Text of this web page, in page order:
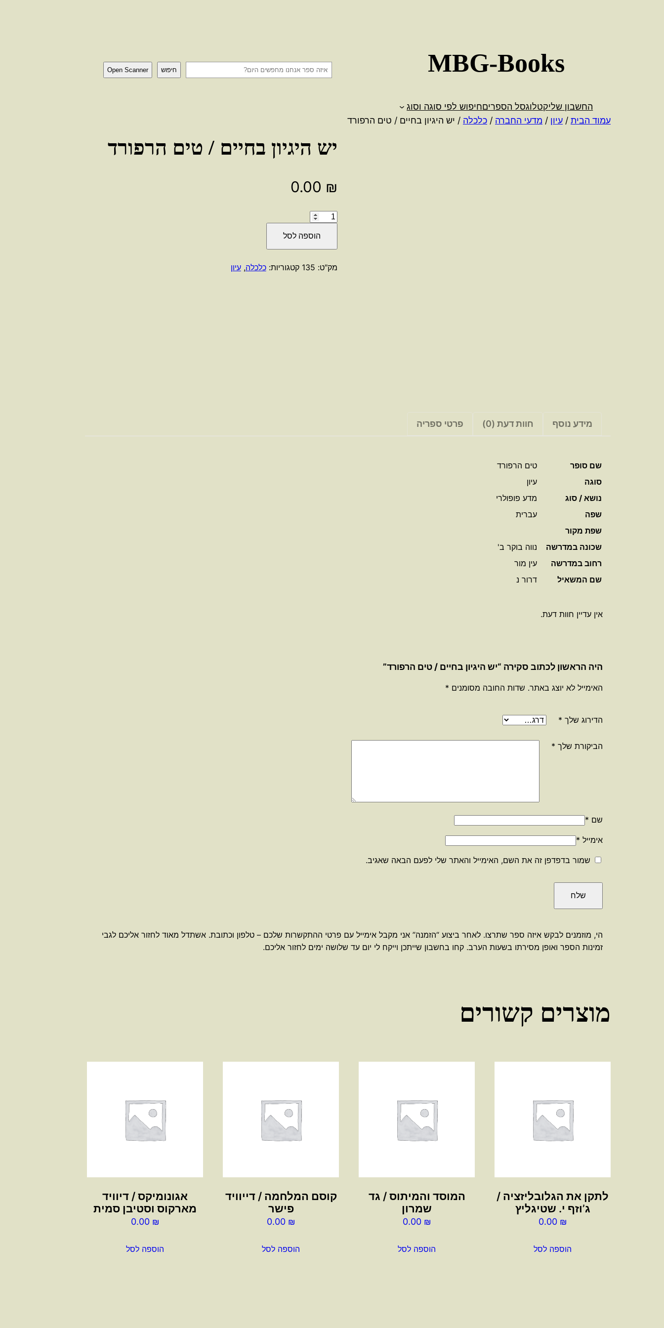
MBG-Books
החשבון שליקטלוגסל הספריםחיפוש לפי סוגה וסוג
ח
חיפוש Open Scanner
עמוד הבית / עיון / מדעי החברה / כלכלה / יש היגיון בחיים / טים הרפורד
יש היגיון בחיים / טים הרפורד
0.00 ₪
כמות
היגיון
בחיים
הוספה לסל
מק"ט: 135 קטגוריות:כלכלה,עיון
מידע נוסף חוות דעת (0) פרטי ספריה
שם סופר
טים הרפורד
סוגה
עיון
נושא / סוג
מדע פופולרי
שפה
עברית
שפת מקור
שכונה במדרשה
נווה בוקר ב'
רחוב במדרשה
עין מור
שם המשאיל
דרור נ
אין עדיין חוות דעת.
היה הראשון לכתוב סקירה “יש היגיון בחיים / טים הרפורד”
האימייל לא יוצג באתר. שדות החובה מסומנים *
הדירוג שלך *
הביקורת שלך *
שם *
אימייל *
שמור בדפדפן זה את השם, האימייל והאתר שלי לפעם הבאה שאגיב.
הי, מוזמנים לבקש איזה ספר שתרצו. לאחר ביצוע “הזמנה” אני מקבל אימייל עם פרטי ההתקשרות שלכם – טלפון וכתובת. אשתדל מאוד לחזור אליכם לגבי
זמינות הספר ואופן מסירתו בשעות הערב. קחו בחשבון שייתכן וייקח לי יום עד שלושה ימים לחזור אליכם.
מוצרים קשורים
לתקן את הגלובליזציה /
ג’וזף י. שטיגליץ
0.00 ₪
הוספה לסל
המוסד והמיתוס / גד
שמרון
0.00 ₪
הוספה לסל
קוסם המלחמה / דייוויד
פישר
0.00 ₪
הוספה לסל
אגונומיקס / דיוויד
מארקוס וסטיבן סמית
0.00 ₪
הוספה לסל